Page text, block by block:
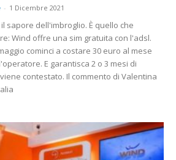
- 1 Dicembre 2021
sapore dell'imbroglio. È quello che
Wind offre una sim gratuita con l'adsl.
cominci a costare 30 euro al mese
E garantisca 2 o 3 mesi di
contestato. Il commento di Valentina